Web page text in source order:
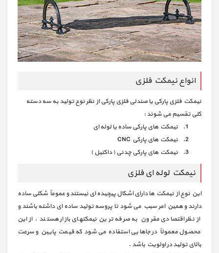
انواع نیمکت فلزی
نیمکت فلزی پارکی یا صندلی فلزی پارکی از نظر نوع تولید به سه دسته
کلی تقسیم می شوند :
نیمکت های پارکی ساده یا لوله ای
نیمکت های پارکی CNC
نیمکت های پارکی چدنی ( داکتیل )
نیمکت لوله ای فلزی
این نوع از نیمکت ها دارای اشکال پیچیده ای نیستند و عموماً شکلی ساده
دارند و همین امر سبب می شود تا پروسه تولید ساده ای داشته باشند و
از نظر اقتصادی مقرون به صرفه ترین نیمکتهای بازار هستند . از این
محصول معمولاً در جاهایی استفاده می شود که قیمت پایین و سرعت
بالای تولید در اولویت باشد .